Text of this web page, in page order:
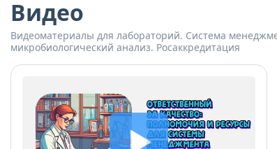
Видео
Видеоматериалы для лабораторий. Система
микробиологический анализ. Росаккредитация